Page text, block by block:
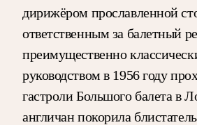
дирижёром прославленной
ответственным за балетный
преимущественно
руководством в 1956 году
гастроли Большого балета в
англичан покорила